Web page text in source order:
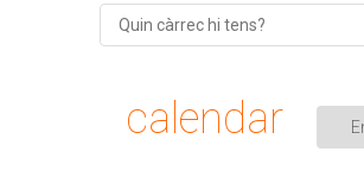
calendar